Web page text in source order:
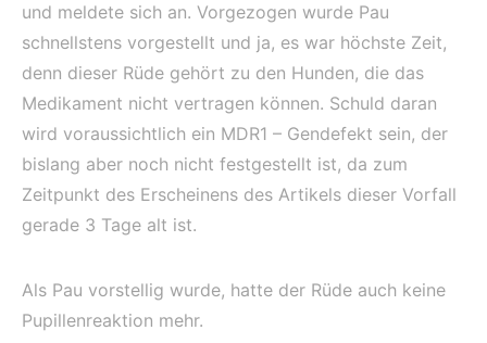
und meldete sich an. Vorgezogen wurde Pau
schnellstens vorgestellt und ja, es war höchste Zeit,
denn dieser Rüde gehört zu den Hunden, die das
Medikament nicht vertragen können. Schuld daran
wird voraussichtlich ein MDR1 – Gendefekt sein, der
bislang aber noch nicht festgestellt ist, da zum
Zeitpunkt des Erscheinens des Artikels dieser Vorfall
gerade 3 Tage alt ist.
Als Pau vorstellig wurde, hatte der Rüde auch keine
Pupillenreaktion mehr.